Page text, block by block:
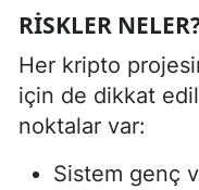
RISKLER
Her kripto
için de dikkat
noktalar var:
Sistem genç